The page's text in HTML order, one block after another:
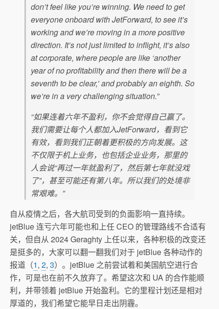
don’t feel like you’re winning. We need to get
everyone onboard with JetForward, to see it’s
working and we’re moving in a more positive
direction. It’s not just limited to inflight, it’s also
at corporate, where people are like ‘another
year of no profitability and then there will be a
seventh to be clear,’ and probably an eighth. So
we’re in a very challenging situation.”
“如果连着六年不盈利，你不会觉得自己赢了。
我们需要让每个人都加入JetForward，看到它
有效，看到我们正朝着更积极的方向发展。这
不仅限于机上业务，也包括企业业务，那里的
人会说“再过一年就盈利了，然后第七年就没戏
了”，甚至可能还有第八年。所以我们的处境非
常艰难。”
自从疫情之后，各大航司受到的负面影响一直持续。
jetBlue 连亏六年可能也和上任 CEO 的管理路线不合适有
关，但自从 2024 Geraghty 上任以来，各种积极的改变还
是挺多的，大家可以翻一翻我们对于 jetBlue 各种动作的
报道（1, 2, 3）。jetBlue 之前尝试着和美国航空进行合
作，可是也在前不久放弃了。希望这次和 UA 的合作能顺
利，并带领着 jetBlue 开始盈利。它的里程计划还是相对
厚道的，我们希望它能早日走出阴霾。